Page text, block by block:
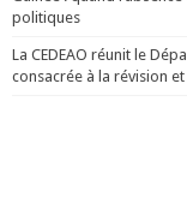
politiques
La CEDEAO réunit le
consacrée à la révision